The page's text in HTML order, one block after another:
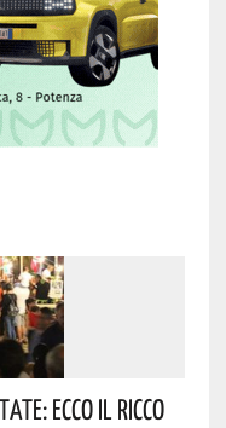
Ecco Il Ricco